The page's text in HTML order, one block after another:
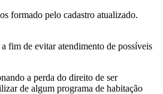
formado pelo cadastro atualizado.
fim de evitar atendimento de possíveis
a perda do direito de ser
de algum programa de habitação